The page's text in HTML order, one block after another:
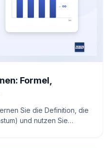
Formel,
Sie die Definition, die
und nutzen Sie